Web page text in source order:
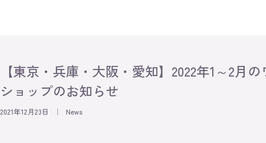
【東京・兵庫・大阪・愛知】2022年1～2月
ショップのお知らせ
2021年12月23日 ｜ News